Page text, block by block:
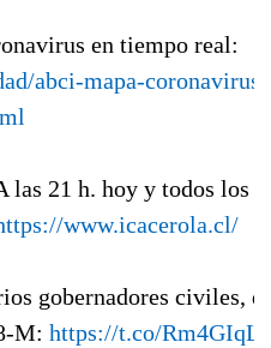
en tiempo real:
abci-mapa-
las 21 h. hoy y todos los
www.icacerola.cl/
gobernadores civiles,
M: https://t.co/